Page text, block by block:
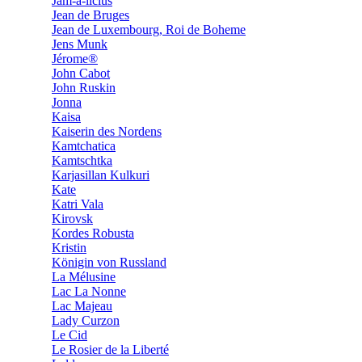
Jean de Bruges
Jean de Luxembourg, Roi de Boheme
Jens Munk
Jérome®
John Cabot
John Ruskin
Jonna
Kaisa
Kaiserin des Nordens
Kamtchatica
Kamtschtka
Karjasillan Kulkuri
Kate
Katri Vala
Kirovsk
Kordes Robusta
Kristin
Königin von Russland
La Mélusine
Lac La Nonne
Lac Majeau
Lady Curzon
Le Cid
Le Rosier de la Liberté